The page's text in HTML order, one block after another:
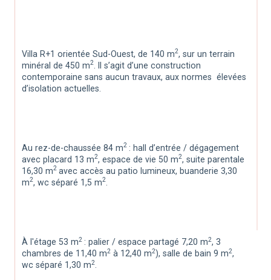
Villa R+1 orientée Sud-Ouest, de 140 m2, sur un terrain
minéral de 450 m2 . Il s’agit d’une construction
contemporaine sans aucun travaux, aux normes  élevées
d’isolation actuelles.
Au rez-de-chaussée 84 m2 : hall d’entrée / dégagement
avec placard 13 m2, espace de vie 50 m2, suite parentale
16,30 m2 avec accès au patio lumineux, buanderie 3,30
m2, wc séparé 1,5 m2
À l'étage 53 m2 : palier / espace partagé 7,20 m2, 3
chambres de 11,40 m2 à 12,40 m2), salle de bain 9 m2,
wc séparé 1,30 m2